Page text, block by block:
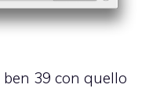
ben 39 con quello